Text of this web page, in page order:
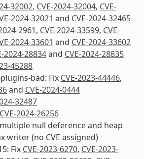
32002, CVE-2024-32004, CVE-
2024-32021 and CVE-2024-32465
2961, CVE-2024-33599, CVE-
2024-33601 and CVE-2024-33602
2024-28834and CVE-2024-28835
45288
bad: Fix CVE-2023-44446,
and CVE-2024-0444
32487
CVE-2024-26256
null deference and heap
writer (no CVE assigned)
Fix CVE-2023-6270, CVE-2023-